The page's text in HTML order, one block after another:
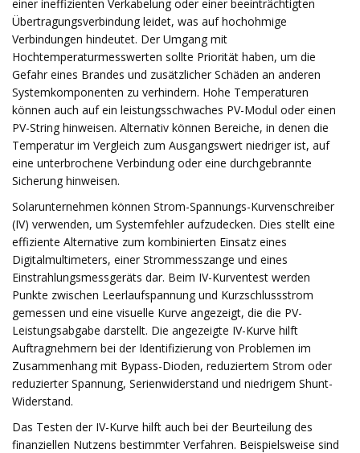
einer ineffizienten Verkabelung oder einer beeinträchtigten
Übertragungsverbindung leidet, was auf hochohmige
Verbindungen hindeutet. Der Umgang mit
Hochtemperaturmesswerten sollte Priorität haben, um die
Gefahr eines Brandes und zusätzlicher Schäden an anderen
Systemkomponenten zu verhindern. Hohe Temperaturen
können auch auf ein leistungsschwaches PV-Modul oder einen
PV-String hinweisen. Alternativ können Bereiche, in denen die
Temperatur im Vergleich zum Ausgangswert niedriger ist, auf
eine unterbrochene Verbindung oder eine durchgebrannte
Sicherung hinweisen.
Solarunternehmen können Strom-Spannungs-Kurvenschreiber
(IV) verwenden, um Systemfehler aufzudecken. Dies stellt eine
effiziente Alternative zum kombinierten Einsatz eines
Digitalmultimeters, einer Strommesszange und eines
Einstrahlungsmessgeräts dar. Beim IV-Kurventest werden
Punkte zwischen Leerlaufspannung und Kurzschlussstrom
gemessen und eine visuelle Kurve angezeigt, die die PV-
Leistungsabgabe darstellt. Die angezeigte IV-Kurve hilft
Auftragnehmern bei der Identifizierung von Problemen im
Zusammenhang mit Bypass-Dioden, reduziertem Strom oder
reduzierter Spannung, Serienwiderstand und niedrigem Shunt-
Widerstand.
Das Testen der IV-Kurve hilft auch bei der Beurteilung des
finanziellen Nutzens bestimmter Verfahren. Beispielsweise sind